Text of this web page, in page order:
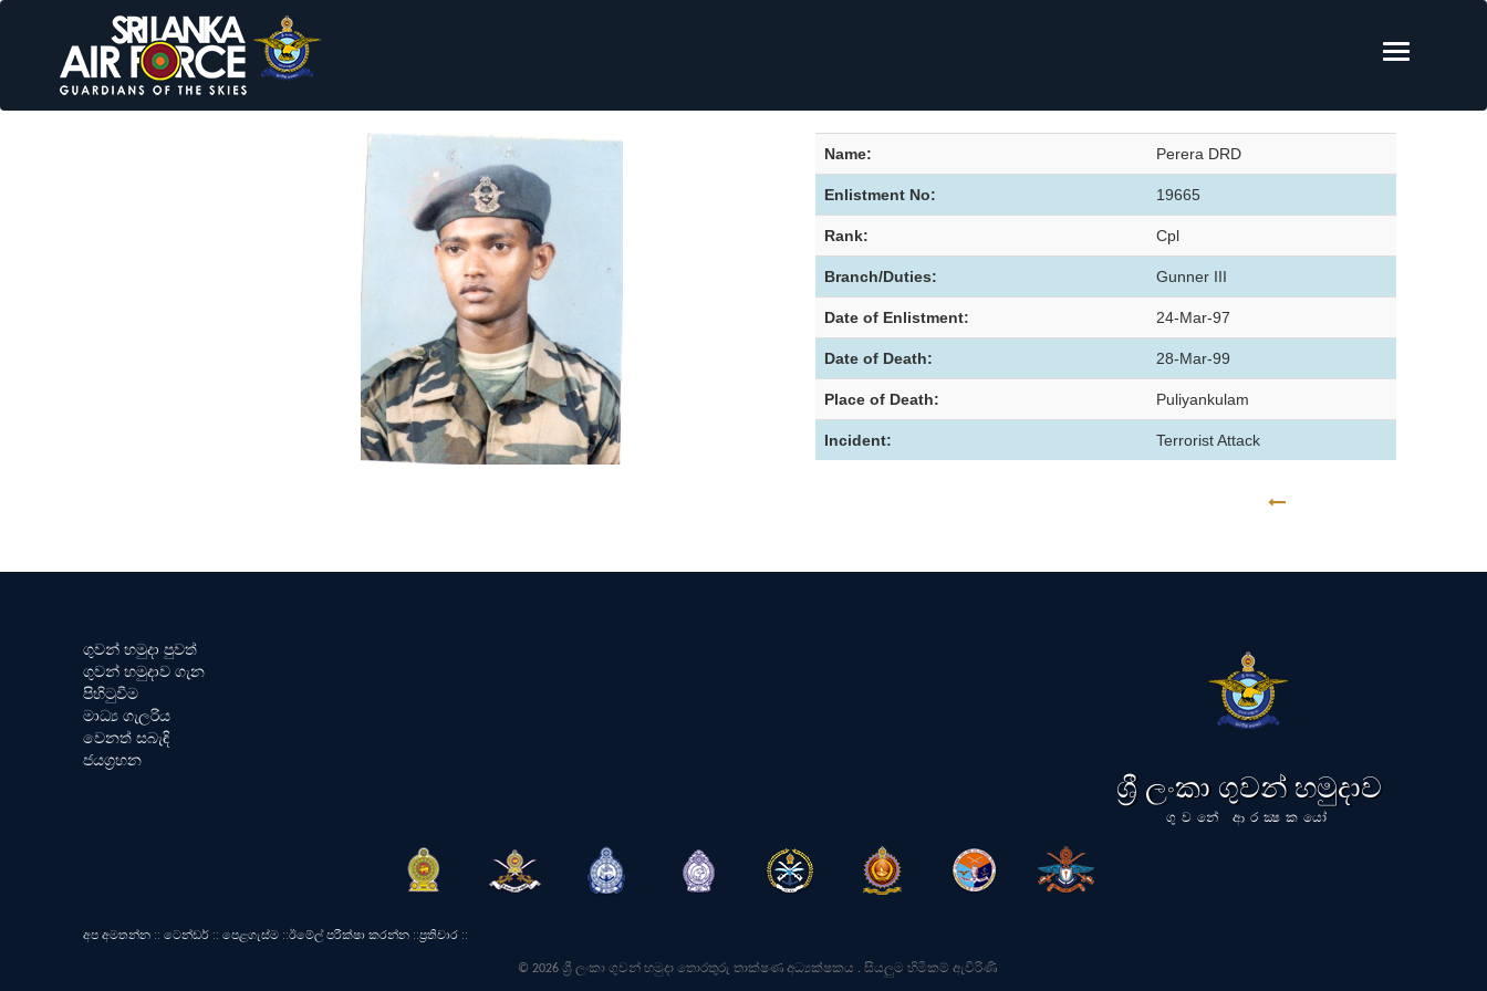
Name: Perera DRD
Enlistment No: 19665
Rank: Cpl
Branch/Duties: Gunner III
Date of Enlistment: 24-Mar-97
Date of Death: 28-Mar-99
Place of Death: Puliyankulam
Incident: Terrorist Attack
ගුවන් හමුදා පුවත්
ගුවන් හමුදාව ගැන
පිහිටුවීම
මාධ්‍ය ගැලරිය
වෙනත් සබැඳි
ජයග්‍රහන
ශ්‍රී ලංකා ගුවන් හමුදාව
ගුවනේ ආරක්‍ෂකයෝ
අප අමතන්න :: ටෙන්ඩර් :: පෙළගැස්ම ::ඊමේල් පරීක්ෂා කරන්න ::ප්‍රතිචාර ::
© 2026 ශ්‍රී ලංකා ගුවන් හමුදා තොරතුරු තාක්ෂණ අධ්‍යක්ෂකය . සියලුම හිමිකම් ඇවිරිණි